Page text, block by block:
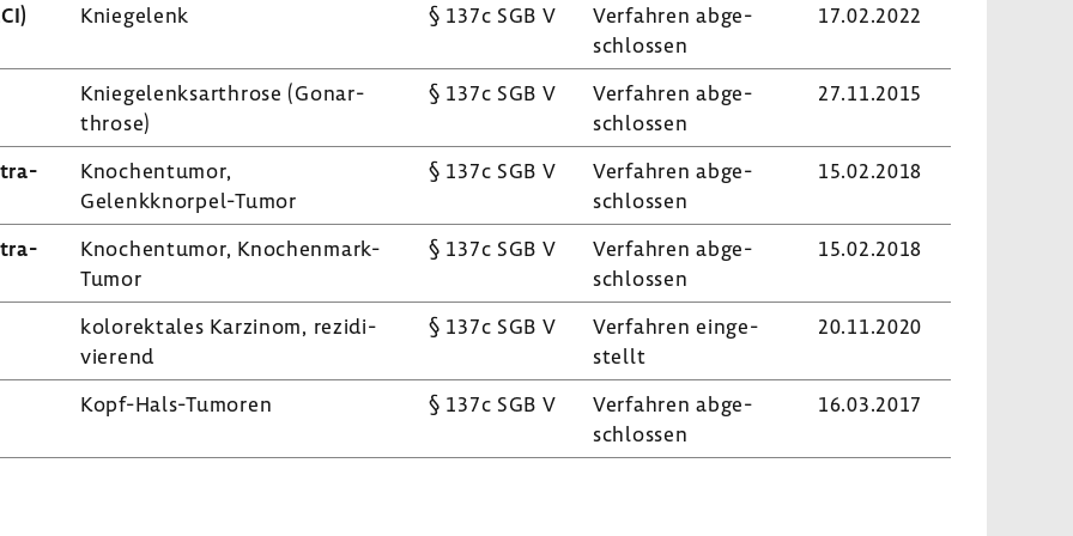
Knie­ge­lenk § 137c SGB V
Verfahren abge­
schlossen
17.02.2022
Knie­ge­lenks­ar­throse (Gonar­
throse)
§ 137c SGB V
Verfahren abge­
schlossen
27.11.2015
Knochen­tumor,
Gelenkknorpel-​Tumor
§ 137c SGB V
Verfahren abge­
schlossen
15.02.2018
Knochen­tumor, Knochenmark-​
Tumor
§ 137c SGB V
Verfahren abge­
schlossen
15.02.2018
kolo­rek­tales Karzinom, rezi­di­
vie­rend
§ 137c SGB V
Verfahren einge­
stellt
20.11.2020
Kopf-​Hals-Tumoren § 137c SGB V
Verfahren abge­
schlossen
16.03.2017